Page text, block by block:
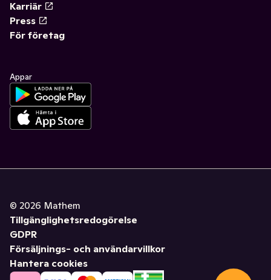
Karriär
Press
För företag
Appar
© 2026 Mathem
Tillgänglighetsredogörelse
GDPR
Försäljnings- och användarvillkor
Hantera cookies